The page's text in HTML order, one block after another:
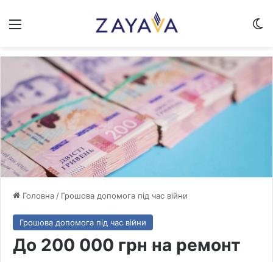
Меню
Головна / Грошова допомога під час війни
Грошова допомога під час війни
До 200 000 грн на ремонт